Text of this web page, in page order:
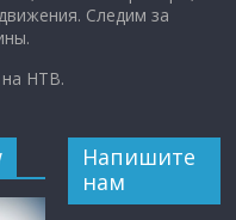
Следим за
на НТВ.
Напишите
нам